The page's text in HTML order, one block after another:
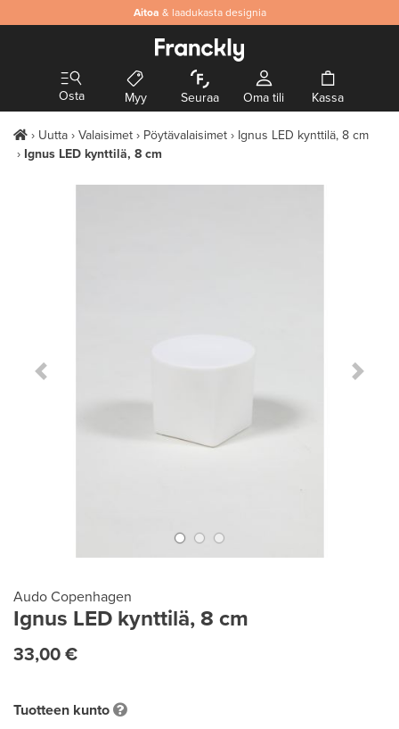
Aitoa & laadukasta designia
Osta Myy Seuraa Oma tili Kassa
Uutta Valaisimet Pöytävalaisimet
Ignus LED kynttilä, 8 cm
Ignus LED kynttilä, 8 cm
Previous Slide Next
Audo Copenhagen
Ignus LED kynttilä, 8 cm
33,00 €
Tuotteen kunto